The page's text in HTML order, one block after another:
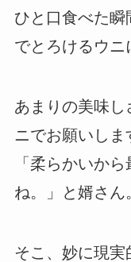
ひと口食べた瞬
でとろけるウニ
あまりの美味し
ニでお願いしま
「柔らかいか
ね。」と婿さん
そこ、妙に現実